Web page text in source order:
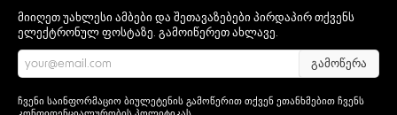
მიიღეთ უახლესი ამბები და შეთავაზებები პირდაპირ თქვენს
ელექტრონულ ფოსტაზე. გამოიწერეთ ახლავე.
გამოწერა
ჩვენი საინფორმაციო ბიულეტენის გამოწერით თქვენ ეთანხმებით ჩვენს